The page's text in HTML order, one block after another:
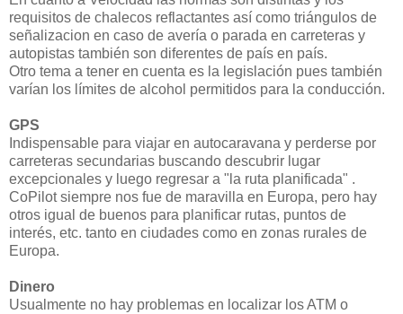
requisitos de chalecos reflactantes así como triángulos de
señalizacion en caso de avería o parada en carreteras y
autopistas también son diferentes de país en país.
Otro tema a tener en cuenta es la legislación pues también
varían los límites de alcohol permitidos para la conducción.
GPS
Indispensable para viajar en autocaravana y perderse por
carreteras secundarias buscando descubrir lugar
excepcionales y luego regresar a "la ruta planificada" .
CoPilot siempre nos fue de maravilla en Europa, pero hay
otros igual de buenos para planificar rutas, puntos de
interés, etc. tanto en ciudades como en zonas rurales de
Europa.
Dinero
Usualmente no hay problemas en localizar los ATM o